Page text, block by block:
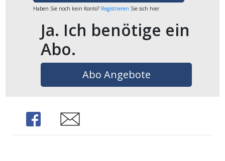
Haben Sie noch kein Konto? Registrieren Sie sich hier
Ja. Ich benötige ein
Abo.
Abo Angebote
Share Share